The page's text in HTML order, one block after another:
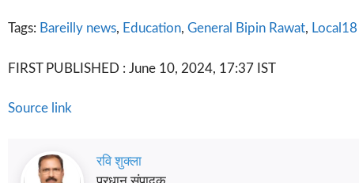
Tags: Bareilly news, Education, General Bipin Rawat, Local18
FIRST PUBLISHED : June 10, 2024, 17:37 IST
Source link
रवि शुक्ला